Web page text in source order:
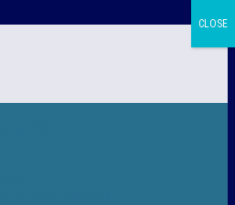
co POF
CLOSE